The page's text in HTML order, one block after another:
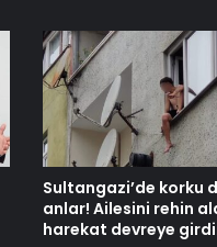
Sultangazi’de korku
anlar! Ailesini rehin
harekat devreye